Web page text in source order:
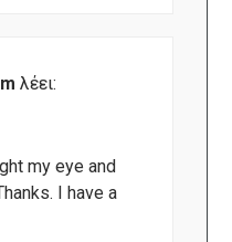
λέει:
my eye and
I have a